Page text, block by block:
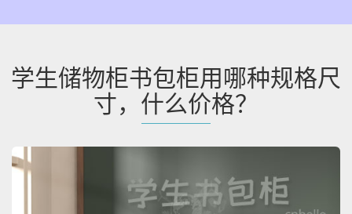
学生储物柜书包柜用哪种规格尺
寸，什么价格？